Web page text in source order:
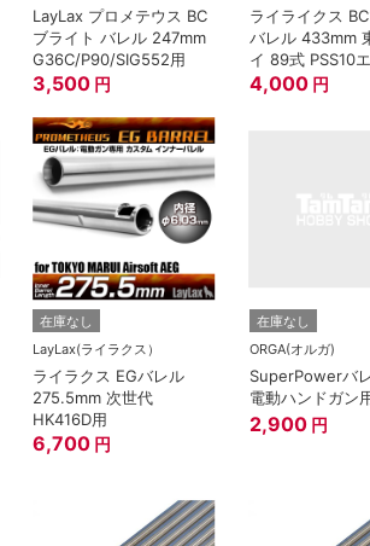
LayLax プロメテウス BC
ブライト バレル 247mm
G36C/P90/SIG552用
3,500 円
ライライクス
バレル 433mm
イ 89式 PSS10
ルチャンバー用
4,000 円
在庫なし
LayLax(ライラクス）
ライラクス EGバレル
275.5mm 次世代
HK416D用
6,700 円
在庫なし
ORGA(オルガ)
SuperPowerバ
電動ハンドガン
2,900 円